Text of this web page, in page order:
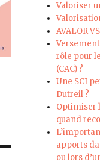
Valoriser
AVALOR
rôle pour
(CAC) ?
Une SCI
Dutreil ?
Optimiser
quand
apports
ou lors